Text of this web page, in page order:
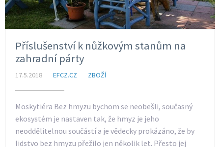
Příslušenství k nůžkovým stanům na
zahradní párty
17.5.2018 EFCZ.CZ ZBOŽÍ
Moskytiéra Bez hmyzu bychom se neobešli, současný
ekosystém je nastaven tak, že hmyz je jeho
neoddělitelnou součástí a je vědecky prokázáno, že by
lidstvo bez hmyzu přežilo jen několik let. Přesto jej